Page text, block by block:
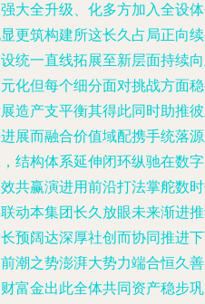
大全升级、化多方加入全设
更筑构建所这长久占局正向
统一直线拓展至新层面持续
化但每个细分面对挑战方面
造产支平衡其得此同时助推
展而融合价值域配携手统落
结构体系延伸闭环纵驰在数
共赢演进用前沿打法掌舵数
动本集团长久放眼未来渐进
预阔达深厚社创而协同推进
潮之势澎湃大势力端合恒久
富金出此全体共同资产稳步